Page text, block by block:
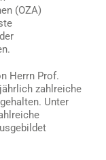
(OZA)
Herrn Prof.
zahlreiche
Unter